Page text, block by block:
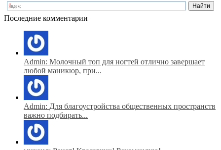
Последние комментарии
Admin: Молочный топ для ногтей отлично завершает
любой маникюр, при...
Admin: Для благоустройства общественных пространств
важно подбирать...